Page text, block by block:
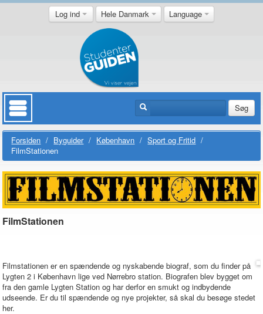
Log ind Hele Danmark Language
Søg
Forsiden / Byguider / København / Sport og Fritid /
FilmStationen
FilmStationen
Filmstationen er en spændende og nyskabende biograf, som du finder på
Lygten 2 i København lige ved Nørrebro station. Biografen blev bygget om
fra den gamle Lygten Station og har derfor en smukt og indbydende
udseende. Er du til spændende og nye projekter, så skal du besøge stedet
her.